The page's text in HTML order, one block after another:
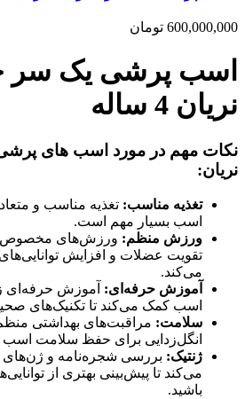
600,000,000 تومان
اسب پرشی یک سر
نریان 4 ساله
نکات مهم در مورد اسب های
نریان:
تغذیه مناسب: تغذیه مناسب و
اسب بسیار مهم است.
ورزش منظم: ورزش‌های مخصوص
تقویت عضلات و افزایش
می‌کند.
آموزش حرفه‌ای: آموزش حرفه‌ای
اسب کمک می‌کند تا تکنیک‌های
سلامت: مراقبت‌های بهداشتی
انگل‌زدایی برای حفظ سلامت
ژنتیک: بررسی شجره‌نامه و ژن‌های
می‌کند تا پیش‌بینی بهتری از
باشید.